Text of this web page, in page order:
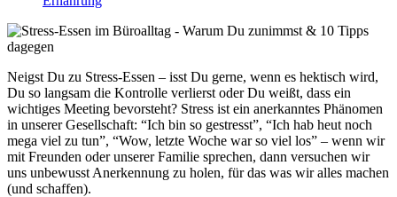
Neigst Du zu Stress-Essen – isst Du gerne, wenn es hektisch wird,
Du so langsam die Kontrolle verlierst oder Du weißt, dass ein
wichtiges Meeting bevorsteht? Stress ist ein anerkanntes Phänomen
in unserer Gesellschaft: “Ich bin so gestresst”, “Ich hab heut noch
mega viel zu tun”, “Wow, letzte Woche war so viel los” – wenn wir
mit Freunden oder unserer Familie sprechen, dann versuchen wir
uns unbewusst Anerkennung zu holen, für das was wir alles machen
(und schaffen).